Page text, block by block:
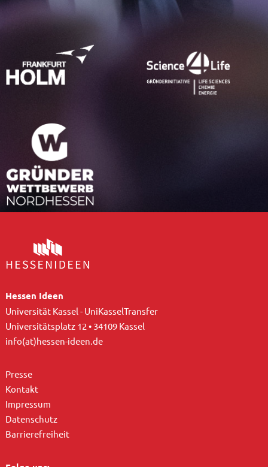
Hessen Ideen
Universität Kassel - UniKasselTransfer
Universitätsplatz 12 • 34109 Kassel
info(at)hessen-ideen.de
Presse
Kontakt
Impressum
Datenschutz
Barrierefreiheit